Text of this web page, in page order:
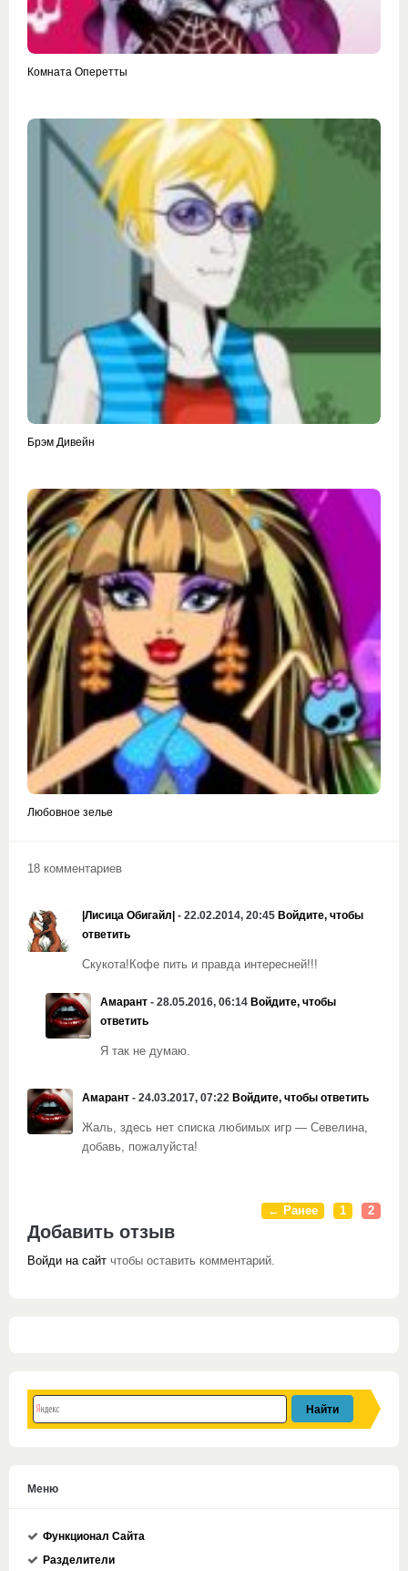
Комната Оперетты
Брэм Дивейн
Любовное зелье
18 комментариев
|Лисица Обигайл| - 22.02.2014, 20:45 Войдите, чтобы
ответить
Скукота!Кофе пить и правда интересней!!!
Амарант - 28.05.2016, 06:14 Войдите, чтобы
ответить
Я так не думаю.
Амарант - 24.03.2017, 07:22 Войдите, чтобы ответить
Жаль, здесь нет списка любимых игр — Севелина,
добавь, пожалуйста!
← Ранее 1 2
Добавить отзыв
Войди на сайт чтобы оставить комментарий.
Меню
Функционал Сайта
Разделители